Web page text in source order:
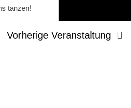
tanzen!
Vorherige Veranstaltung